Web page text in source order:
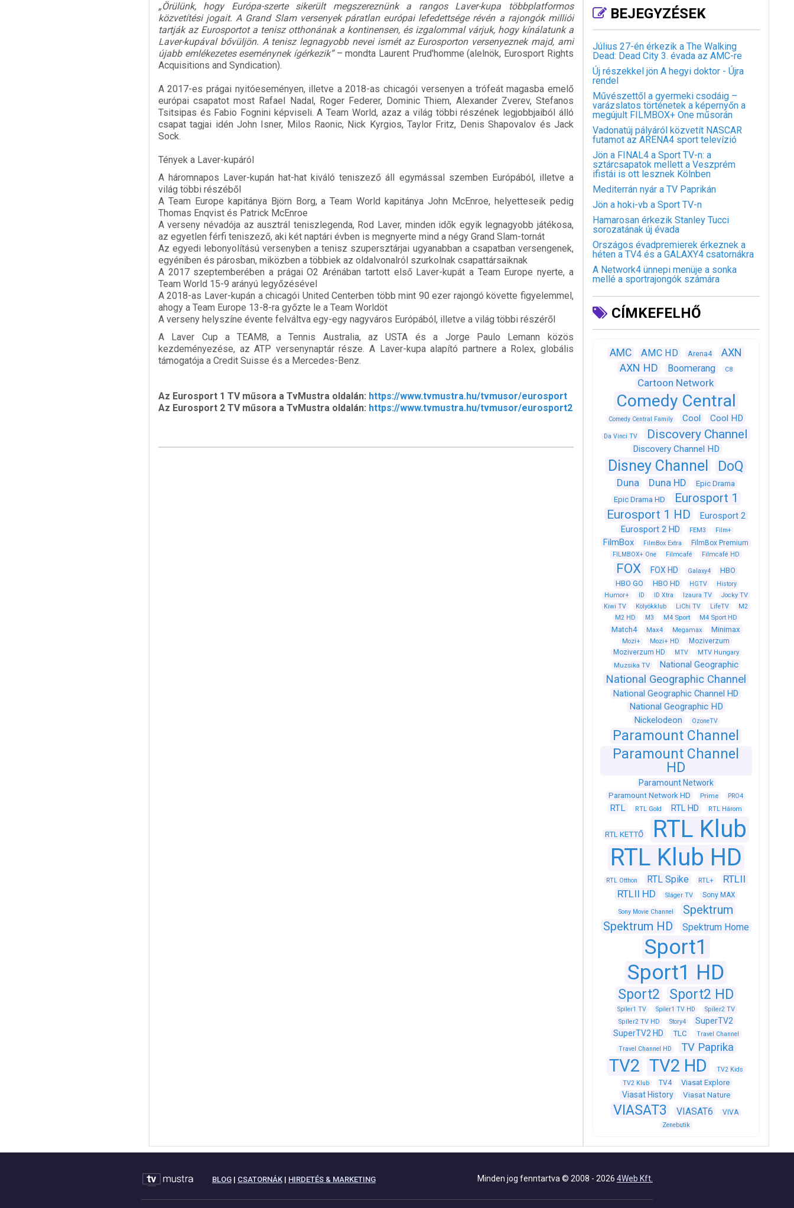
„Örülünk, hogy Európa-szerte sikerült megszereznünk a rangos Laver-kupa többplatformos
közvetítési jogait. A Grand Slam versenyek páratlan európai lefedettsége révén a rajongók milliói
tartják az Eurosportot a tenisz otthonának a kontinensen, és izgalommal várjuk, hogy kínálatunk a
Laver-kupával bővüljön. A tenisz legnagyobb nevei ismét az Eurosporton versenyeznek majd, ami
újabb emlékezetes eseménynek ígérkezik”– mondta Laurent Prud'homme (alelnök, Eurosport Rights
Acquisitions and Syndication).
A 2017-es prágai nyitóeseményen, illetve a 2018-as chicagói versenyen a trófeát magasba emelő
európai csapatot most Rafael Nadal, Roger Federer, Dominic Thiem, Alexander Zverev, Stefanos
Tsitsipas és Fabio Fognini képviseli. A Team World, azaz a világ többi részének legjobbjaiból álló
csapat tagjai idén John Isner, Milos Raonic, Nick Kyrgios, Taylor Fritz, Denis Shapovalov és Jack
Sock.
Tények a Laver-kupáról
A háromnapos Laver-kupán hat-hat kiváló teniszező áll egymással szemben Európából, illetve a
világ többi részéből
A Team Europe kapitánya Björn Borg, a Team World kapitánya John McEnroe, helyetteseik pedig
Thomas Enqvist és Patrick McEnroe
A verseny névadója az ausztrál teniszlegenda, Rod Laver, minden idők egyik legnagyobb játékosa,
az egyetlen férfi teniszező, aki két naptári évben is megnyerte mind a négy Grand Slam-tornát
Az egyedi lebonyolítású versenyben a tenisz szupersztárjai ugyanabban a csapatban versengenek,
egyéniben és párosban, miközben a többiek az oldalvonalról szurkolnak csapattársaiknak
A 2017 szeptemberében a prágai O2 Arénában tartott első Laver-kupát a Team Europe nyerte, a
Team World 15-9 arányú legyőzésével
A 2018-as Laver-kupán a chicagói United Centerben több mint 90 ezer rajongó követte figyelemmel,
ahogy a Team Europe 13-8-ra győzte le a Team Worldöt
A verseny helyszíne évente felváltva egy-egy nagyváros Európából, illetve a világ többi részéről
A Laver Cup a TEAM8, a Tennis Australia, az USTA és a Jorge Paulo Lemann közös
kezdeményezése, az ATP versenynaptár része. A Laver-kupa alapító partnere a Rolex, globális
támogatója a Credit Suisse és a Mercedes-Benz.
Az Eurosport 1 TV műsora a TvMustra oldalán: https://www.tvmustra.hu/tvmusor/eurosport
Az Eurosport 2 TV műsora a TvMustra oldalán: https://www.tvmustra.hu/tvmusor/eurosport2
BEJEGYZÉSEK
Július 27-én érkezik a The Walking
Dead: Dead City 3. évada az AMC-re
Új részekkel jön A hegyi doktor - Újra
rendel
Művészettől a gyermeki csodáig –
varázslatos történetek a képernyőn a
megújult FILMBOX+ One műsorán
Vadonatúj pályáról közvetít NASCAR
futamot az ARENA4 sport televízió
Jön a FINAL4 a Sport TV-n: a
sztárcsapatok mellett a Veszprém
ifistái is ott lesznek Kölnben
Mediterrán nyár a TV Paprikán
Jön a hoki-vb a Sport TV-n
Hamarosan érkezik Stanley Tucci
sorozatának új évada
Országos évadpremierek érkeznek a
héten a TV4 és a GALAXY4 csatornákra
A Network4 ünnepi menüje a sonka
mellé a sportrajongók számára
CÍMKEFELHŐ
AMC AMC HD Arena4
AXN
AXN HD
Boomerang C8
Cartoon Network
Comedy Central
Comedy Central Family Cool Cool HD
Da Vinci TV Discovery Channel
Discovery Channel HD
Disney Channel DoQ
Duna Duna HD
Epic Drama
Epic Drama HD
Eurosport 1
Eurosport 1 HD
Eurosport 2
Eurosport 2 HD
FEM3 Film+
FilmBox FilmBox Extra FilmBox Premium
FILMBOX+ One Filmcafé Filmcafé HD
FOX FOX HD Galaxy4
HBO
HBO GO
HBO HD HGTV
History
Humor+
ID ID Xtra Izaura TV
Jocky TV
Kiwi TV
Kölyökklub LiChi TV LifeTV
M2
M2 HD
M3 M4 Sport M4 Sport HD
Match4 Max4 Megamax Minimax
Mozi+ Mozi+ HD
Moziverzum
Moziverzum HD
MTV MTV Hungary
Muzsika TV National Geographic
National Geographic Channel
National Geographic Channel HD
National Geographic HD
Nickelodeon
OzoneTV
Paramount Channel
Paramount Channel
HD
Paramount Network
Paramount Network HD Prime PRO4
RTL RTL Gold RTL HD RTL Három
RTL KETTŐ
RTL Klub
RTL Klub HD
RTL Otthon RTL Spike RTL+
RTLII
RTLII HD
Sláger TV Sony MAX
Sony Movie Channel
Spektrum
Spektrum HD
Spektrum Home
Sport1
Sport1 HD
Sport2 Sport2 HD
Spíler1 TV Spíler1 TV HD
Spíler2 TV
Spíler2 TV HD
Story4
SuperTV2
SuperTV2 HD
TLC
Travel Channel
Travel Channel HD
TV Paprika
TV2 TV2 HD
TV2 Kids
TV2 Klub
TV4 Viasat Explore
Viasat History Viasat Nature
VIASAT3 VIASAT6 VIVA
Zenebutik
BLOG| CSATORNÁK| HIRDETÉS & MARKETING Minden jog fenntartva © 2008 - 2026 4Web Kft.